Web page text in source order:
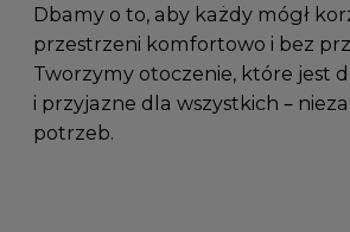
Dbamy o to, aby każdy mógł
przestrzeni komfortowo i bez
Tworzymy otoczenie, które jest
i przyjazne dla wszystkich –
potrzeb.